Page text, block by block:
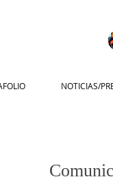
NOTICIAS/